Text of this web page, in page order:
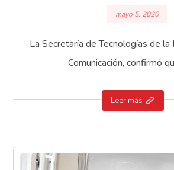
mayo 5, 2020
La Secretaría de Tecnologías de la
Comunicación, confirmó
Leer más